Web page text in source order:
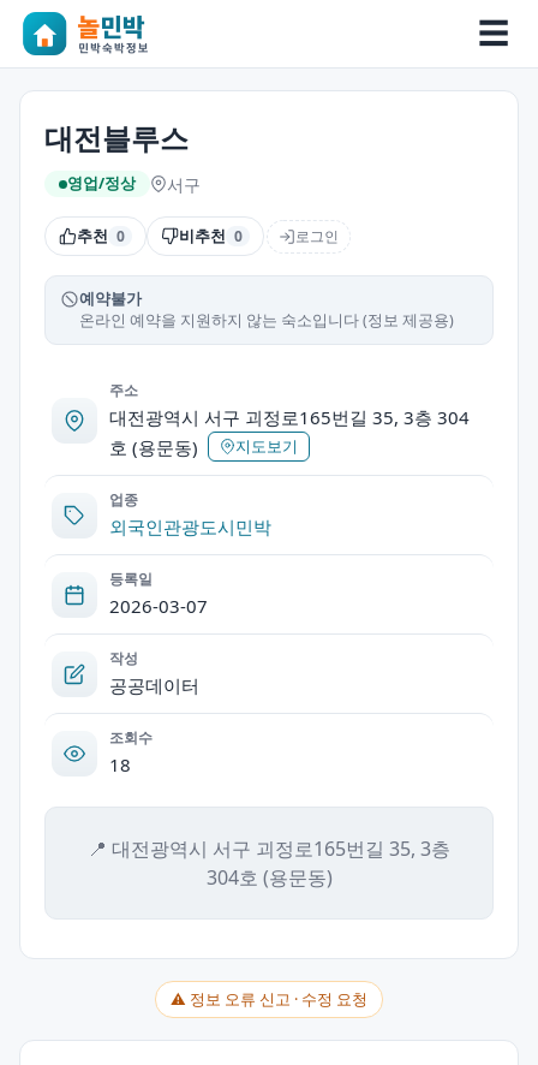
☰
대전블루스
영업/정상 서구
추천 0 비추천 0 로그인
예약불가
온라인 예약을 지원하지 않는 숙소입니다 (정보 제공용)
주소
대전광역시 서구 괴정로165번길 35, 3층 304
호 (용문동)
지도보기
업종
외국인관광도시민박
등록일
2026-03-07
작성
공공데이터
조회수
18
📍 대전광역시 서구 괴정로165번길 35, 3층
304호 (용문동)
⚠ 정보 오류 신고 · 수정 요청